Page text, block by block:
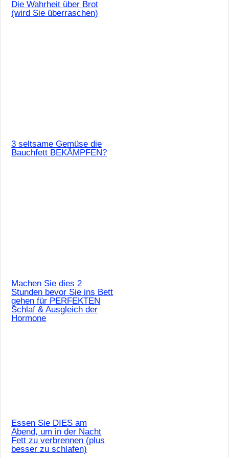
Die Wahrheit über Brot
(wird Sie überraschen)
3 seltsame Gemüse die
Bauchfett BEKÄMPFEN?
Machen Sie dies 2
Stunden bevor Sie ins Bett
gehen für PERFEKTEN
Schlaf & Ausgleich der
Hormone
Essen Sie DIES am
Abend, um in der Nacht
Fett zu verbrennen (plus
besser zu schlafen)